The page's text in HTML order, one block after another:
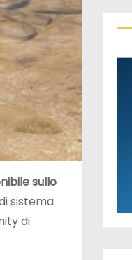
sullo
sistema
di